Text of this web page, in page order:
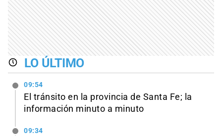
LO ÚLTIMO
09:54
El tránsito en la provincia de Santa Fe; la
información minuto a minuto
09:34